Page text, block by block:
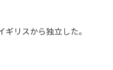
リスから独立した。